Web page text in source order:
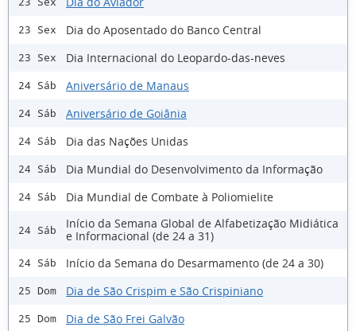
23 Sex Dia do Aposentado do Banco Central
23 Sex Dia Internacional do Leopardo-das-neves
24 Sáb Aniversário de Manaus
24 Sáb Aniversário de Goiânia
24 Sáb Dia das Nações Unidas
24 Sáb Dia Mundial do Desenvolvimento da Informação
24 Sáb Dia Mundial de Combate à Poliomielite
24 Sáb
Início da Semana Global de Alfabetização Midiática
e Informacional (de 24 a 31)
24 Sáb Início da Semana do Desarmamento (de 24 a 30)
25 Dom Dia de São Crispim e São Crispiniano
25 Dom Dia de São Frei Galvão